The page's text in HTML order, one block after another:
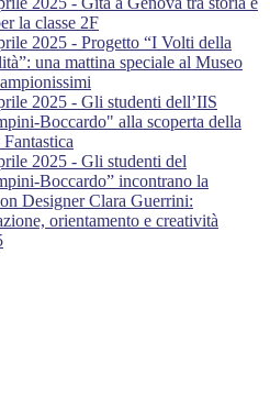
la classe 2F
2025 - Progetto “I Volti della
una mattina speciale al Museo
2025 - Gli studenti dell’IIS
Boccardo" alla scoperta della
2025 - Gli studenti del
Boccardo” incontrano la
Designer Clara Guerrini:
orientamento e creatività